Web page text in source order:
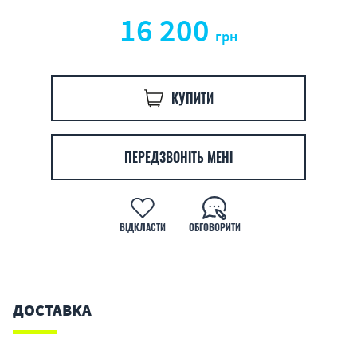
16 200 грн
КУПИТИ
ПЕРЕДЗВОНІТЬ МЕНІ
ВІДКЛАСТИ ОБГОВОРИТИ
ДОСТАВКА